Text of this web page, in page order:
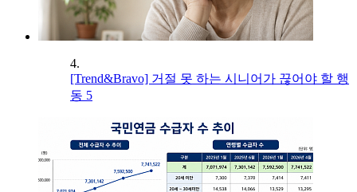
4.
[Trend&Bravo] 거절 못 하는 시니어가 끊어야 할 행
동 5